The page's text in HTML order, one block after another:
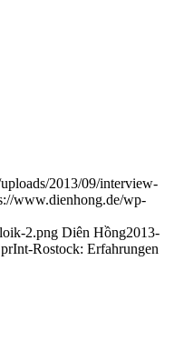
2013/09/interview-
www.dienhong.de/wp-
2.png Diên Hồng2013-
Rostock: Erfahrungen